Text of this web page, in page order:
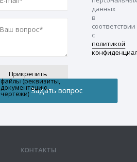
Прикрепить
файлы (реквизиты,
документацию,
чертежи)
данных
в
соответствии
с
политикой
КОНТАКТЫ